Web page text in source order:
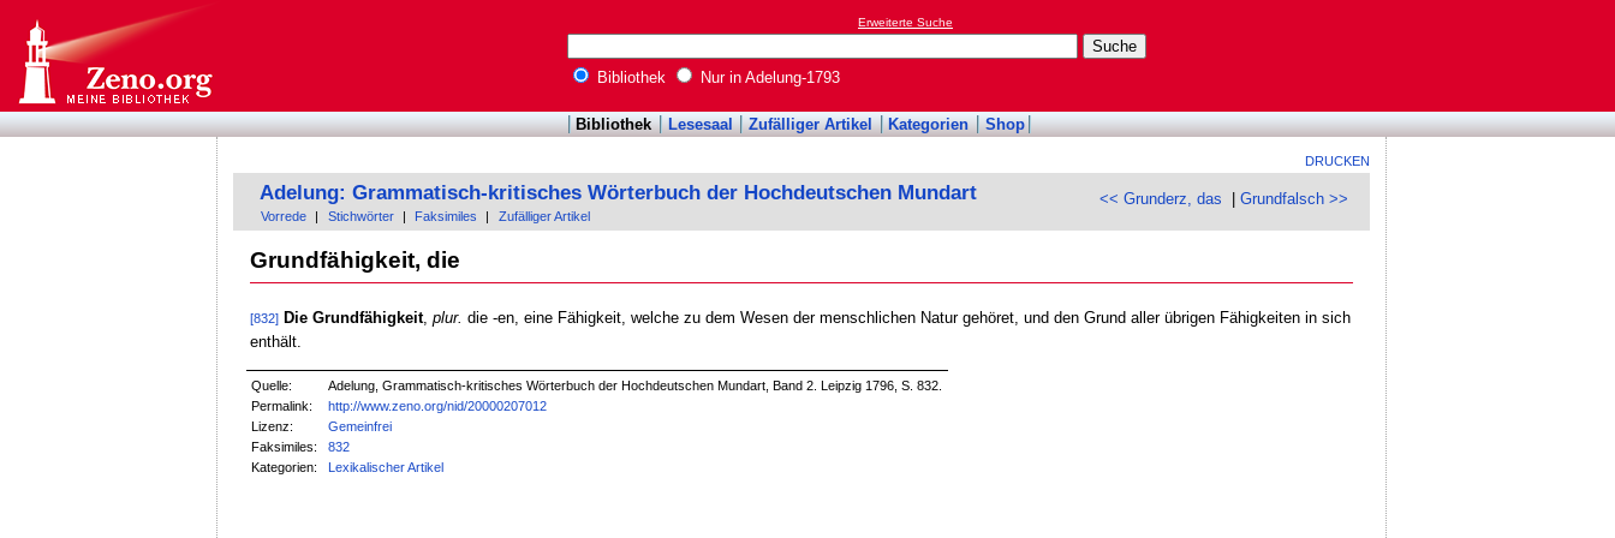
Erweiterte Suche
Bibliothek Nur in Adelung-1793
Bibliothek Lesesaal Zufälliger Artikel Kategorien Shop
DRUCKEN
<< Grunderz, das |Grundfalsch >>
Adelung: Grammatisch-kritisches Wörterbuch der Hochdeutschen Mundart
Vorrede Stichwörter Faksimiles Zufälliger Artikel
Grundfähigkeit, die
[832] Die Grundfähigkeit, plur. die -en, eine Fähigkeit, welche zu dem Wesen der menschlichen Natur gehöret, und den Grund aller übrigen Fähigkeiten in sich
enthält.
Quelle:
Adelung, Grammatisch-kritisches Wörterbuch der Hochdeutschen Mundart, Band 2. Leipzig 1796, S. 832.
Permalink:
http://www.zeno.org/nid/20000207012
Lizenz:
Gemeinfrei
Faksimiles:
832
Kategorien:
Lexikalischer Artikel